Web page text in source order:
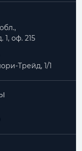
оф. 215
Трейд, 1/1